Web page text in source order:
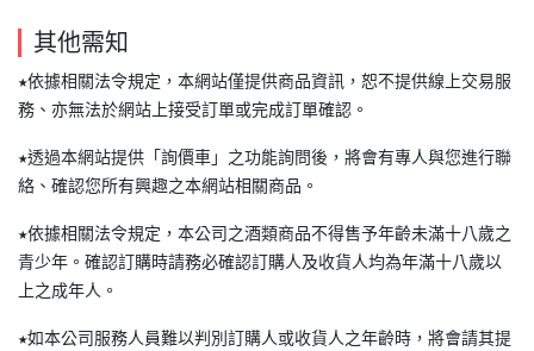
其他需知
★依據相關法令規定，本網站僅提供商品資訊，恕不提供線上交易服
務、亦無法於網站上接受訂單或完成訂單確認。
★透過本網站提供「詢價車」之功能詢問後，將會有專人與您進行聯
絡、確認您所有興趣之本網站相關商品。
★依據相關法令規定，本公司之酒類商品不得售予年齡未滿十八歲之
青少年。確認訂購時請務必確認訂購人及收貨人均為年滿十八歲以
上之成年人。
★如本公司服務人員難以判別訂購人或收貨人之年齡時，將會請其提